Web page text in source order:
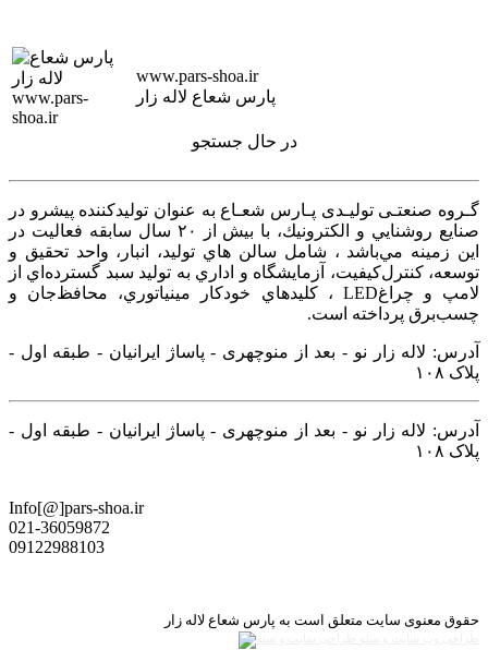
www.pars-shoa.ir
پارس شعاع لاله زار
در حال جستجو
گـروه صنعتـی تولیـدی پـارس شعـاع به عنوان توليدكننده پيشرو در
صنايع روشنايي و الكترونيك، با بيش از ۲۰ سال سابقه فعاليت در
اين زمينه‌ مي‌باشد ، شامل سالن هاي توليد، انبار، واحد تحقيق و
توسعه، كنترل‌كيفيت، آزمايشگاه و اداري به توليد سبد گسترده‌اي از
لامپ و چراغ‌LED ، كليدهاي خودكار مينياتوري، محافظ‌جان و
چسب‌برق پرداخته است.
آدرس: لاله زار نو - بعد از منوچهری - پاساژ ایرانیان - طبقه اول -
پلاک ۱۰۸
آدرس: لاله زار نو - بعد از منوچهری - پاساژ ایرانیان - طبقه اول -
پلاک ۱۰۸
Info[@]pars-shoa.ir
021-36059872
09122988103
حقوق معنوی سایت متعلق است به پارس شعاع لاله زار